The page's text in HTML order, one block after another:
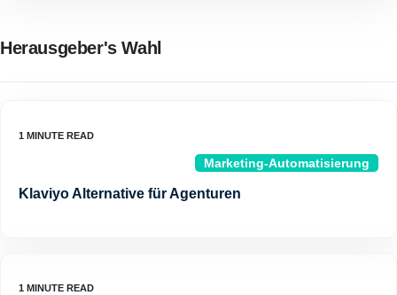
Herausgeber's Wahl
Marketing-Automatisierung
Klaviyo Alternative für Agenturen